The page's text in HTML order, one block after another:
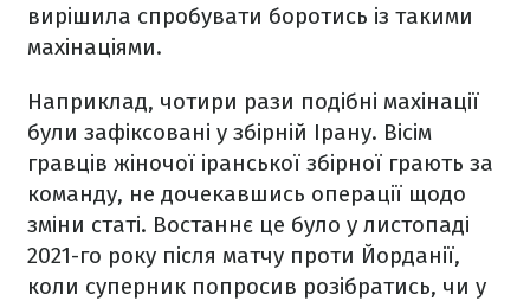
вирішила спробувати боротись із такими
махінаціями.
Наприклад, чотири рази подібні махінації
були зафіксовані у збірній Ірану. Вісім
гравців жіночої іранської збірної грають за
команду, не дочекавшись операції щодо
зміни статі. Востаннє це було у листопаді
2021-го року після матчу проти Йорданії,
коли суперник попросив розібратись, чи у